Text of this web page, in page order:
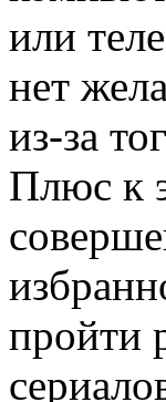
или
нет
из-за
Плюс к
пройти